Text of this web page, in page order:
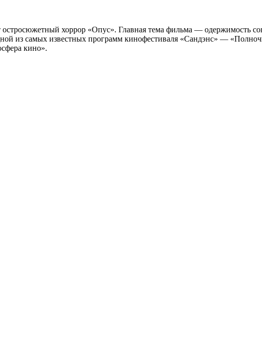
хоррор «Опус». Главная тема фильма — одержимость
из самых известных программ кинофестиваля «Сандэнс» —
кино».